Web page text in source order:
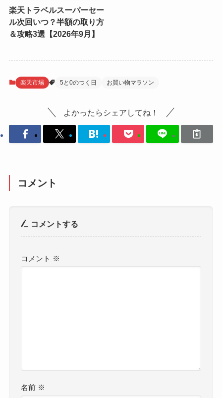
楽天トラベルスーパーセー
ル次回いつ？半額の取り方
＆攻略3選【2026年9月】
楽天市場 5と0のつく日 お買い物マラソン
よかったらシェアしてね！
コメント
コメントする
コメント ※
名前 ※